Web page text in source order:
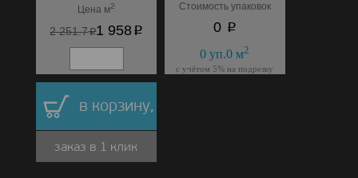
Цена м2
2 251.7p1 958p
Стоимость упаковок
0 p
0 уп.0 м2
с учётом 5% на подрезку
в корзину,
заказ в 1 клик